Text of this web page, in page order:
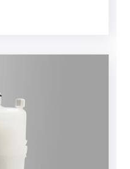
cảm thấy khó khăn